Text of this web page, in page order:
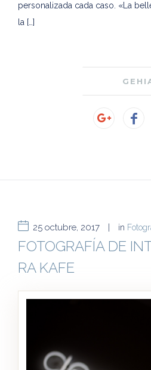
personalizada cada caso. «La
la […]
25 octubre, 2017 | in
FOTOGRAFÍA DE
RA KAFE